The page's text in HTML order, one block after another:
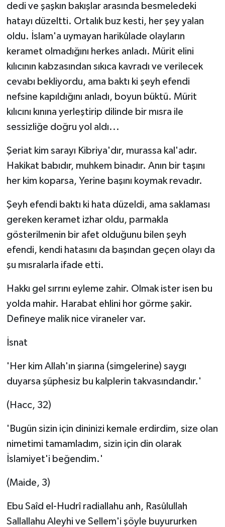
dedi ve şaşkın bakışlar arasında besmeledeki
hatayı düzeltti. Ortalık buz kesti, her şey yalan
oldu. İslam'a uymayan harikûlade olayların
keramet olmadığını herkes anladı. Mürit elini
kılıcının kabzasından sıkıca kavradı ve verilecek
cevabı bekliyordu, ama baktı ki şeyh efendi
nefsine kapıldığını anladı, boyun büktü. Mürit
kılıcını kınına yerleştirip dilinde bir mısra ile
sessizliğe doğru yol aldı...
Şeriat kim sarayı Kibriya'dır, murassa kal'adır.
Hakikat babıdır, muhkem binadır. Anın bir taşını
her kim koparsa, Yerine başını koymak revadır.
Şeyh efendi baktı ki hata düzeldi, ama saklaması
gereken keramet izhar oldu, parmakla
gösterilmenin bir afet olduğunu bilen şeyh
efendi, kendi hatasını da başından geçen olayı da
şu mısralarla ifade etti.
Hakkı gel sırrını eyleme zahir. Olmak ister isen bu
yolda mahir. Harabat ehlini hor görme şakir.
Defineye malik nice viraneler var.
İsnat
'Her kim Allah'ın şiarına (simgelerine) saygı
duyarsa şüphesiz bu kalplerin takvasındandır.'
(Hacc, 32)
'Bugün sizin için dininizi kemale erdirdim, size olan
nimetimi tamamladım, sizin için din olarak
İslamiyet'i beğendim.'
(Maide, 3)
Ebu Saîd el-Hudrî radiallahu anh, Rasûlullah
Sallallahu Aleyhi ve Sellem'i şöyle buyururken